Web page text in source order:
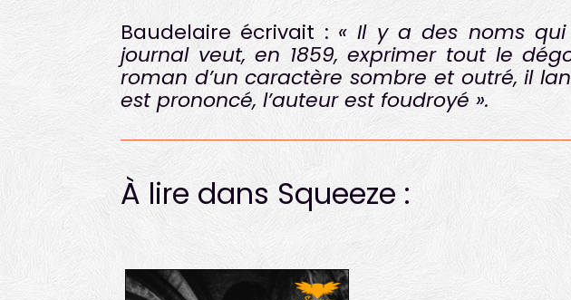
Baudelaire écrivait : « Il y a des noms
journal veut, en 1859, exprimer tout le
roman d’un caractère sombre et outré, il
est prononcé, l’auteur est foudroyé ».
À lire dans Squeeze :